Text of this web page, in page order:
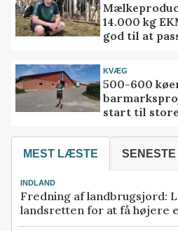
14.000 kg
god til at
KVÆG
500-600
start til
MEST LÆSTE SENESTE
INDLAND
Fredning af landbrugsjord:
landsretten for at få højere